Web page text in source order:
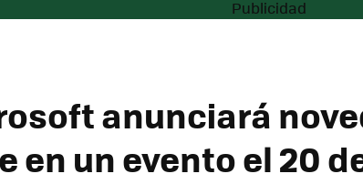
anunciará
en un evento el 20